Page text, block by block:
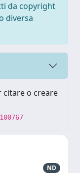
da copyright
diversa
citare o creare
ND